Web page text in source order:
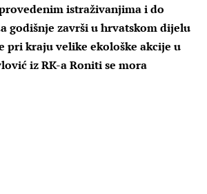
istraživanjima i do
godišnje završi u hrvatskom dijelu
pri kraju velike ekološke akcije u
iz RK-a Roniti se mora